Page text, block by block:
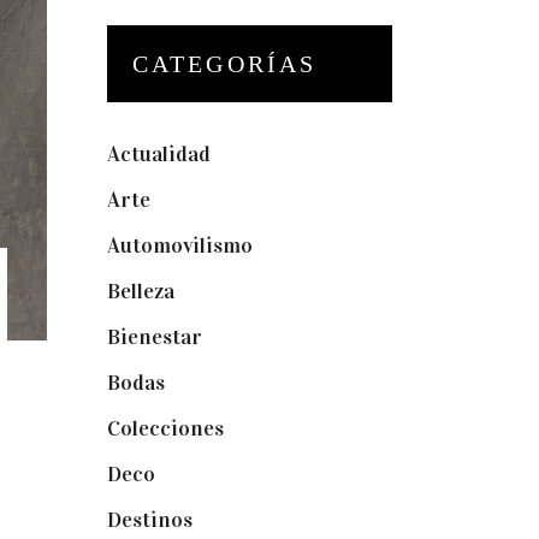
CATEGORÍAS
Actualidad
Arte(74)
Automovilismo
Belleza(32)
Bienestar
Bodas(73)
Colecciones(22)
Deco
Destinos(6)